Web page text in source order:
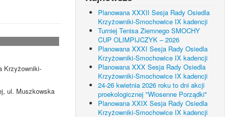
Krzyżowniki-
ul. Muszkowska
Planowana XXXII Sesja Rady Osiedla
Krzyżowniki-Smochowice IX kadencji
Turniej Tenisa Ziemnego SMOCHY
CUP OLIMPIJCZYK – 2026
Planowana XXXI Sesja Rady Osiedla
Krzyżowniki-Smochowice IX kadencji
Planowana XXX Sesja Rady Osiedla
Krzyżowniki-Smochowice IX kadencji
24-26 kwietnia 2026 roku to dni akcji
proekologicznej "Wiosenne Porządki"
Planowana XXIX Sesja Rady Osiedla
Krzyżowniki-Smochowice IX kadencji